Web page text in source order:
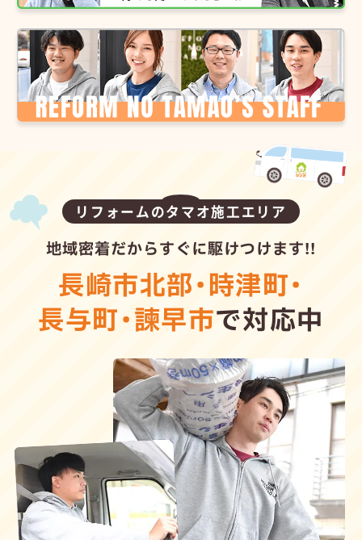
リフォームのタマオ施工エリア
地域密着だからすぐに駆けつけます!!
長崎市北部・時津町・
長与町・諫早市で対応中